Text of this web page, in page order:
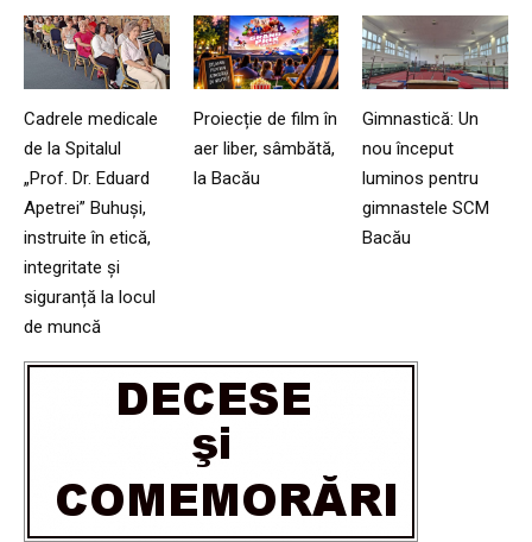
Cadrele medicale
de la Spitalul
„Prof. Dr. Eduard
Apetrei” Buhuși,
instruite în etică,
integritate și
siguranță la locul
de muncă
Proiecție de film în
aer liber, sâmbătă,
la Bacău
Gimnastică: Un
nou început
luminos pentru
gimnastele SCM
Bacău